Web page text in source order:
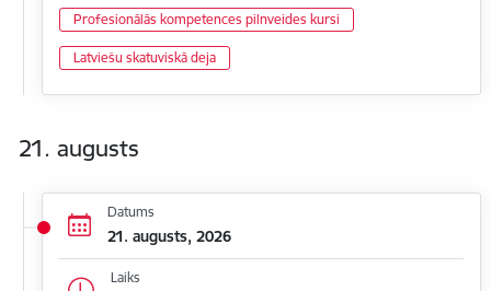
Profesionālās kompetences pilnveides kursi
Latviešu skatuviskā deja
21. augusts
Datums
21. augusts, 2026
Laiks